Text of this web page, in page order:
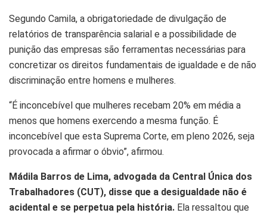
Segundo Camila, a obrigatoriedade de divulgação de
relatórios de transparência salarial e a possibilidade de
punição das empresas são ferramentas necessárias para
concretizar os direitos fundamentais de igualdade e de não
discriminação entre homens e mulheres.
“É inconcebível que mulheres recebam 20% em média a
menos que homens exercendo a mesma função. É
inconcebível que esta Suprema Corte, em pleno 2026, seja
provocada a afirmar o óbvio”, afirmou.
Mádila Barros de Lima, advogada da Central Única dos
Trabalhadores (CUT), disse que a desigualdade não é
acidental e se perpetua pela história. Ela ressaltou que